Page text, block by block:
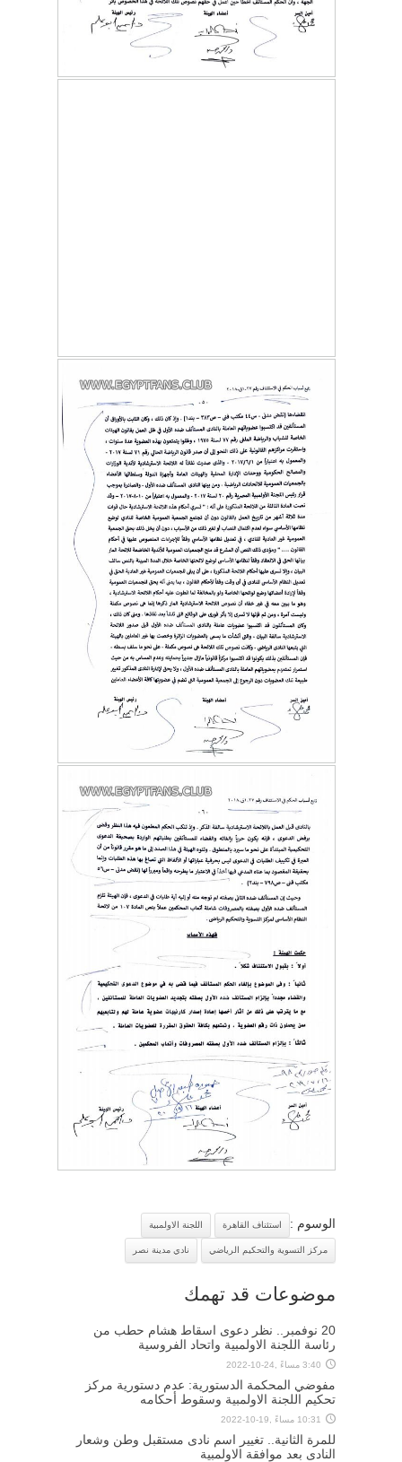
الوسوم : استئناف القاهرة اللجنة الاولمبية
مركز التسوية والتحكيم الرياضي نادي مدينة نصر
موضوعات قد تهمك
20 نوفمبر.. نظر دعوى اسقاط هشام حطب من
رئاسة اللجنة الاولمبية واتحاد الفروسية
3:40 مساءً ,24-10-2022
مفوضي المحكمة الدستورية: عدم دستورية مركز
تحكيم اللجنة الاولمبية وسقوط أحكامه
10:31 مساءً ,19-10-2022
للمرة الثانية.. تغيير اسم نادى مستقبل وطن وشعار
النادى بعد موافقة الاولمبية